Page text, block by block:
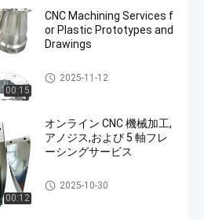
00:15
CNC Machining Services f
or Plastic Prototypes and
Drawings
CNC回転部品
2025-11-12
00:12
オンライン CNC 機械加工,
アノジス,および 5 軸フレ
ーシングサービス
5つの軸線CNCの機械化
2025-10-30